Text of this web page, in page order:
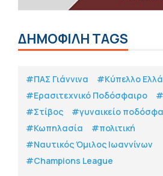
ΔΗΜΟΦΙΛΗ TAGS
#ΠΑΣ Γιάννινα
#Κύπελλο
#Eρασιτεχνικό Ποδόσφαιρο
#Στίβος
#γυναικείο
#Κωπηλασία
#πολιτική
#Ναυτικός Όμιλος Ιωαννίνων
#Champions League